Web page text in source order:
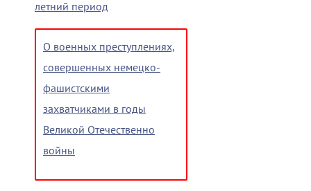
летний период
О военных преступлениях,
совершенных немецко-
фашистскими
захватчиками в годы
Великой Отечественно
войны